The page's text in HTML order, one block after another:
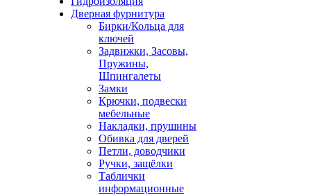
Дверная фурнитура
Бирки/Кольца для
ключей
Задвижки, Засовы,
Пружины,
Шпингалеты
Замки
Крючки, подвески
мебельные
Накладки, прушины
Обивка для дверей
Петли, доводчики
Ручки, защёлки
Таблички
информационные